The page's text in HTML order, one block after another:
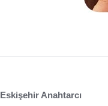
Eskişehir Anahtarcı